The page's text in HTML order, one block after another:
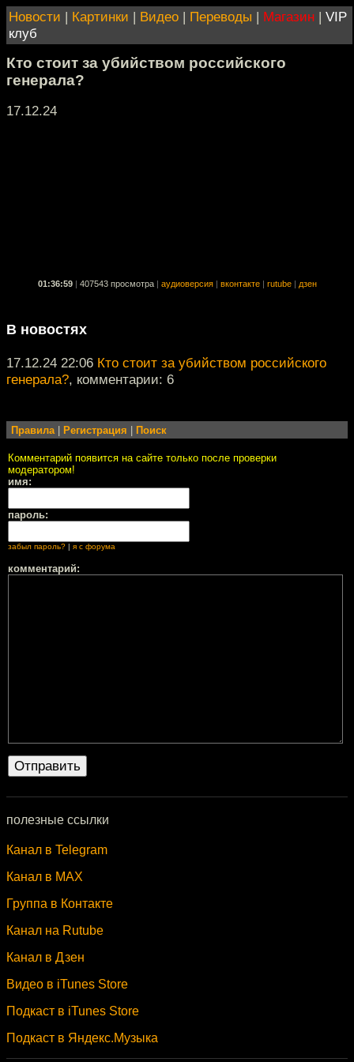
Новости | Картинки | Видео | Переводы | Магазин | VIP
клуб
Кто стоит за убийством российского
генерала?
17.12.24
01:36:59 407543 просмотра аудиоверсия вконтакте rutube дзен
В новостях
17.12.24 22:06 Кто стоит за убийством российского
генерала?, комментарии: 6
Правила| Регистрация Поиск
Комментарий появится на сайте только после проверки
модератором!
имя:
пароль:
забыл пароль? я с форума
комментарий:
полезные ссылки
Канал в Telegram
Канал в MAX
Группа в Контакте
Канал на Rutube
Канал в Дзен
Видео в iTunes Store
Подкаст в iTunes Store
Подкаст в Яндекс.Музыка